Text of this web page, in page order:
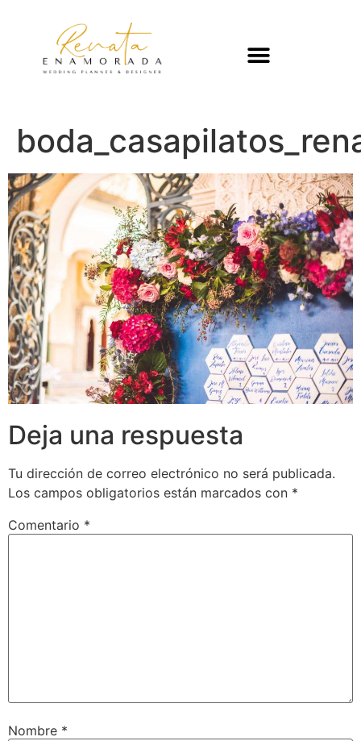
Deja una respuesta
Tu dirección de correo electrónico no será publicada.
Los campos obligatorios están marcados con *
Comentario *
Nombre *